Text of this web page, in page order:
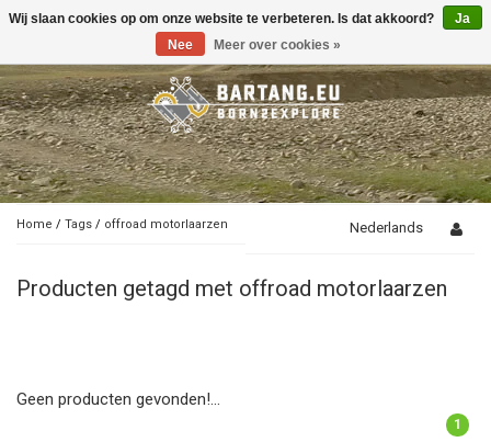
Toggle
Home / Tags / offroad motorlaarzen Nederlands
Producten getagd met offroad motorlaarzen
Geen producten gevonden!...
1
Wij slaan cookies op om onze website te verbeteren. Is dat akkoord?
Ja
Nee
Meer over cookies »